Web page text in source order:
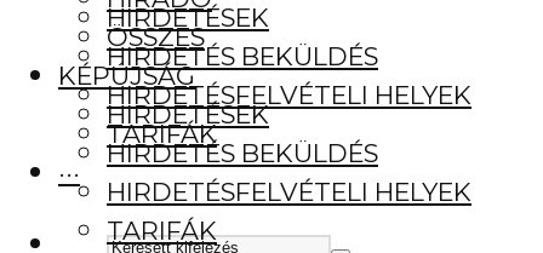
HIRDETÉSEK
HIRDETÉS BEKÜLDÉS
HIRDETÉSFELVÉTELI HELYEK
TARIFÁK
···
ÖSSZES
KÉPÚJSÁG
HIRDETÉSEK
HIRDETÉS BEKÜLDÉS
HIRDETÉSFELVÉTELI HELYEK
TARIFÁK